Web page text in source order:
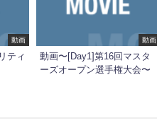
動画
ティ
動画
動画〜[Day1]第16回マスタ
ーズオープン選手権大会〜